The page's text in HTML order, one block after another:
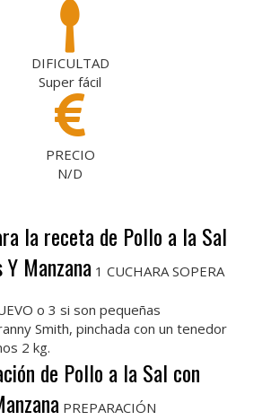
DIFICULTAD
Super fácil
PRECIO
N/D
la receta de Pollo a la Sal
Manzana 1 CUCHARA SOPERA
o 3 si son pequeñas
Smith, pinchada con un tenedor
2 kg.
de Pollo a la Sal con
PREPARACIÓN